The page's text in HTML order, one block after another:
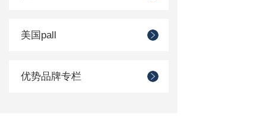
美国pall
优势品牌专栏